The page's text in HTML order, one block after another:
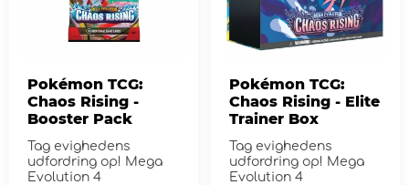
Pokémon TCG:
Chaos Rising -
Booster Pack
Tag evighedens
udfordring op! Mega
Evolution 4
Pokémon TCG:
Chaos Rising - Elite
Trainer Box
Tag evighedens
udfordring op! Mega
Evolution 4